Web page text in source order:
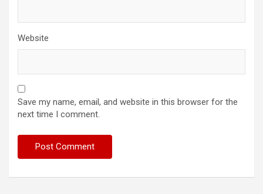
Website
Save my name, email, and website in this browser for the
next time I comment.